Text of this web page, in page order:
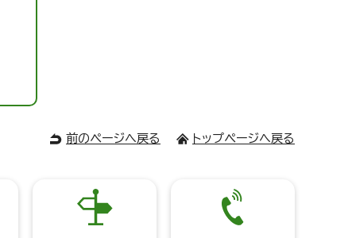
前のページへ戻る トップページへ戻る